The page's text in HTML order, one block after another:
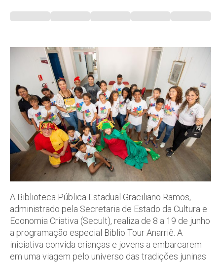
A Biblioteca Pública Estadual Graciliano Ramos,
administrado pela Secretaria de Estado da Cultura e
Economia Criativa (Secult), realiza de 8 a 19 de junho
a programação especial Biblio Tour Anarriê. A
iniciativa convida crianças e jovens a embarcarem
em uma viagem pelo universo das tradições juninas